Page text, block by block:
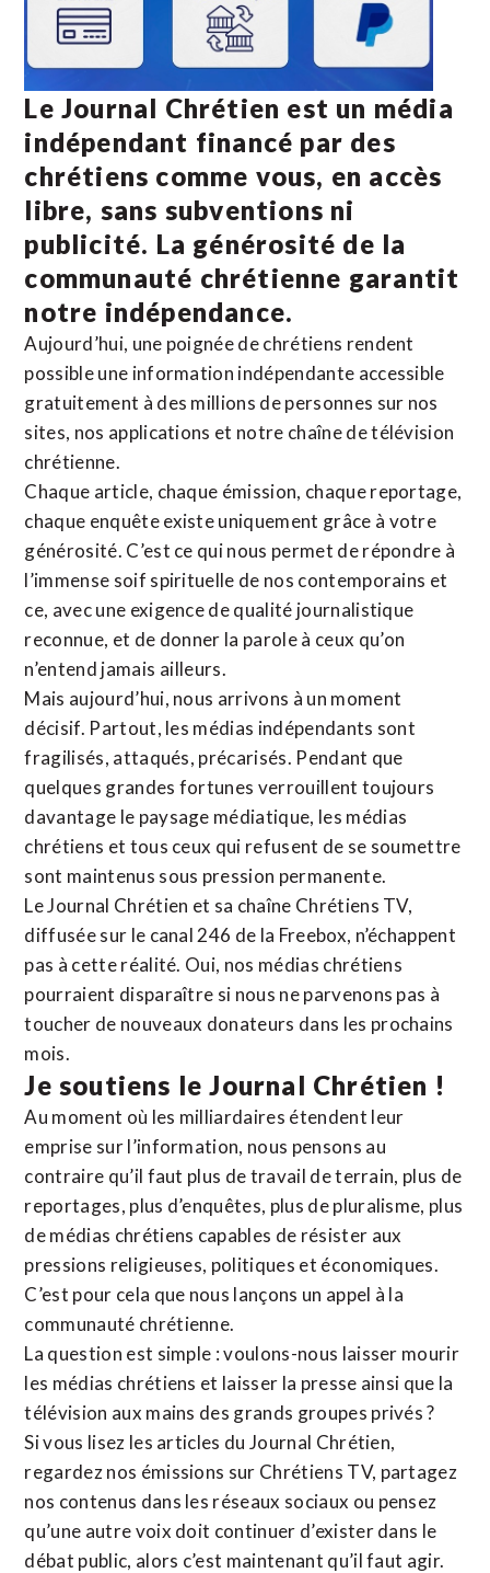
Le Journal Chrétien est un média
indépendant financé par des
chrétiens comme vous, en accès
libre, sans subventions ni
publicité. La générosité de la
communauté chrétienne garantit
notre indépendance.
Aujourd’hui, une poignée de chrétiens rendent
possible une information indépendante accessible
gratuitement à des millions de personnes sur nos
sites, nos applications et notre chaîne de télévision
chrétienne.
Chaque article, chaque émission, chaque reportage,
chaque enquête existe uniquement grâce à votre
générosité. C’est ce qui nous permet de répondre à
l’immense soif spirituelle de nos contemporains et
ce, avec une exigence de qualité journalistique
reconnue, et de donner la parole à ceux qu’on
n’entend jamais ailleurs.
Mais aujourd’hui, nous arrivons à un moment
décisif. Partout, les médias indépendants sont
fragilisés, attaqués, précarisés. Pendant que
quelques grandes fortunes verrouillent toujours
davantage le paysage médiatique, les médias
chrétiens et tous ceux qui refusent de se soumettre
sont maintenus sous pression permanente.
Le Journal Chrétien et sa chaîne Chrétiens TV,
diffusée sur le canal 246 de la Freebox, n’échappent
pas à cette réalité. Oui, nos médias chrétiens
pourraient disparaître si nous ne parvenons pas à
toucher de nouveaux donateurs dans les prochains
mois.
Je soutiens le Journal Chrétien !
Au moment où les milliardaires étendent leur
emprise sur l’information, nous pensons au
contraire qu’il faut plus de travail de terrain, plus de
reportages, plus d’enquêtes, plus de pluralisme, plus
de médias chrétiens capables de résister aux
pressions religieuses, politiques et économiques.
C’est pour cela que nous lançons un appel à la
communauté chrétienne.
La question est simple : voulons-nous laisser mourir
les médias chrétiens et laisser la presse ainsi que la
télévision aux mains des grands groupes privés ?
Si vous lisez les articles du Journal Chrétien,
regardez nos émissions sur Chrétiens TV, partagez
nos contenus dans les réseaux sociaux ou pensez
qu’une autre voix doit continuer d’exister dans le
débat public, alors c’est maintenant qu’il faut agir.